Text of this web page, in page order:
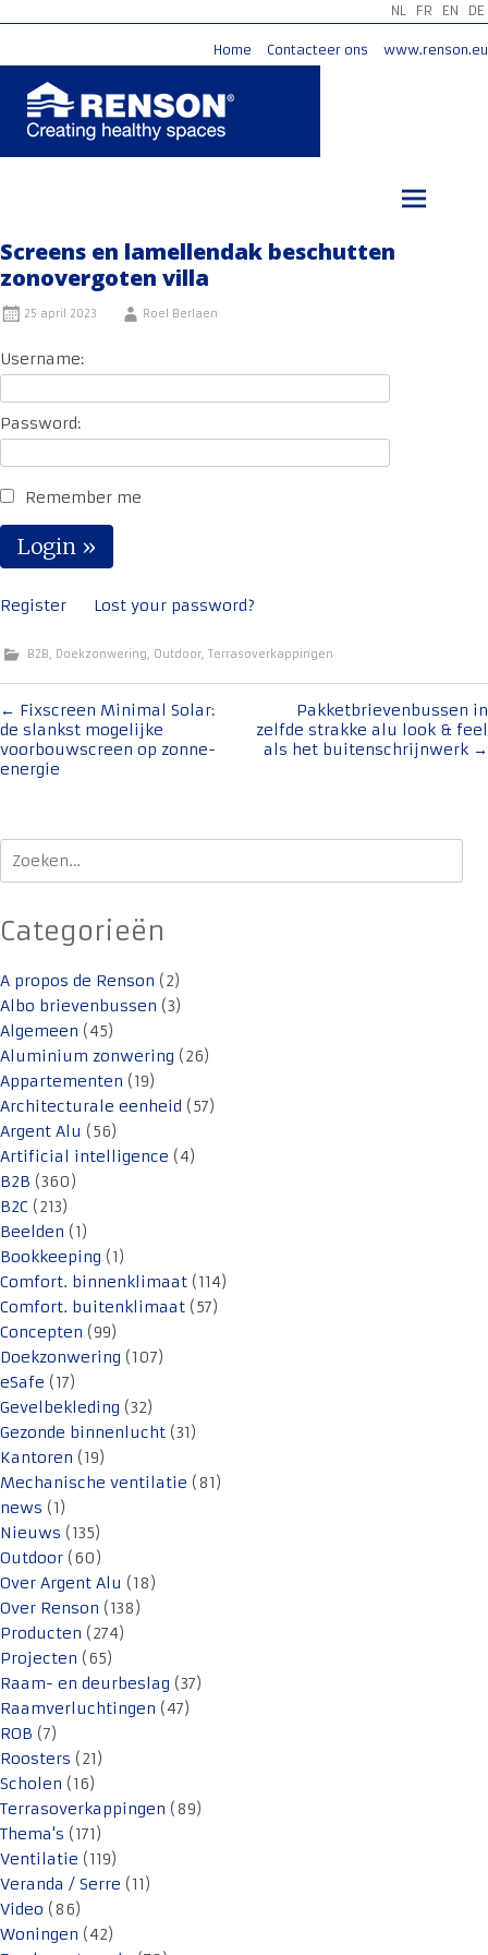
NL FR EN DE
Home Contacteer ons www.renson.eu
Screens en lamellendak beschutten
zonovergoten villa
25 april 2023 Roel Berlaen
Username:
Password:
Remember me
Register Lost your password?
B2B, Doekzonwering, Outdoor, Terrasoverkappingen
Bericht
navigatie
← Fixscreen Minimal Solar:
de slankst mogelijke
voorbouwscreen op zonne-
energie
Pakketbrievenbussen in
zelfde strakke alu look & feel
als het buitenschrijnwerk →
Zoeken
naar:
Categorieën
A propos de Renson (2)
Albo brievenbussen (3)
Algemeen (45)
Aluminium zonwering (26)
Appartementen (19)
Architecturale eenheid (57)
Argent Alu (56)
Artificial intelligence (4)
B2B (360)
B2C (213)
Beelden (1)
Bookkeeping (1)
Comfort. binnenklimaat (114)
Comfort. buitenklimaat (57)
Concepten (99)
Doekzonwering (107)
eSafe (17)
Gevelbekleding (32)
Gezonde binnenlucht (31)
Kantoren (19)
Mechanische ventilatie (81)
news (1)
Nieuws (135)
Outdoor (60)
Over Argent Alu (18)
Over Renson (138)
Producten (274)
Projecten (65)
Raam- en deurbeslag (37)
Raamverluchtingen (47)
ROB (7)
Roosters (21)
Scholen (16)
Terrasoverkappingen (89)
Thema's (171)
Ventilatie (119)
Veranda / Serre (11)
Video (86)
Woningen (42)